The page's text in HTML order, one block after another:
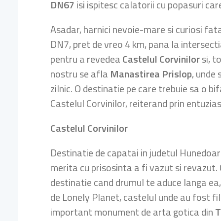
DN67isi ispitesc calatorii cu popasuri
Asadar, harnici nevoie-mare si curiosi
DN7, pret de vreo 4 km, pana la
pentru a revedeaCastelul Corvinilorsi,
nostru se afla Manastirea Prislop,
zilnic. O destinatie pe care trebuie sa o
Castelul Corvinilor, reiterand prin
Castelul Corvinilor
Destinatie de capatai in judetul
merita cu prisosinta a fi vazut si
destinatie cand drumul te aduce langa
de Lonely Planet, castelul unde au fost
important monument de arta gotica din